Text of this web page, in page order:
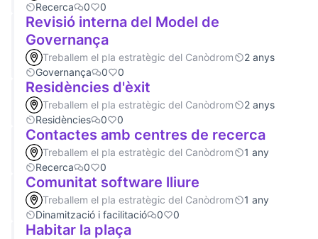
Recerca
0 0
Revisió interna del Model de
Governança
Treballem el pla estratègic del Canòdrom
2 anys
Governança
0 0
Residències d'èxit
Treballem el pla estratègic del Canòdrom
2 anys
Residències
0 0
Contactes amb centres de recerca
Treballem el pla estratègic del Canòdrom
1 any
Recerca
0 0
Comunitat software lliure
Treballem el pla estratègic del Canòdrom
1 any
Dinamització i facilitació
0 0
Habitar la plaça